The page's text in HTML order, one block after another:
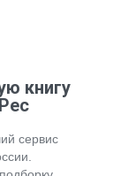
книгу
сервис